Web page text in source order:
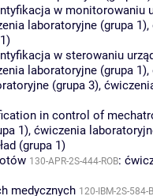
w monitorowaniu
laboratoryjne (grupa 1),
w sterowaniu
laboratoryjne (grupa 1),
(grupa 3),
in control of
1), ćwiczenia
(grupa 1)
130-APR-2S-444-ROB:
medycznych 120-IBM-2S-584-